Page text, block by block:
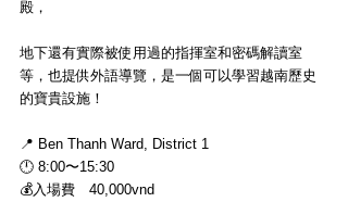
殿，
地下還有實際被使用過的指揮室和密碼解讀室
等，也提供外語導覽，是一個可以學習越南歷史
的寶貴設施！
📍 Ben Thanh Ward, District 1
🕛 8:00〜15:30
💰入場費　40,000vnd